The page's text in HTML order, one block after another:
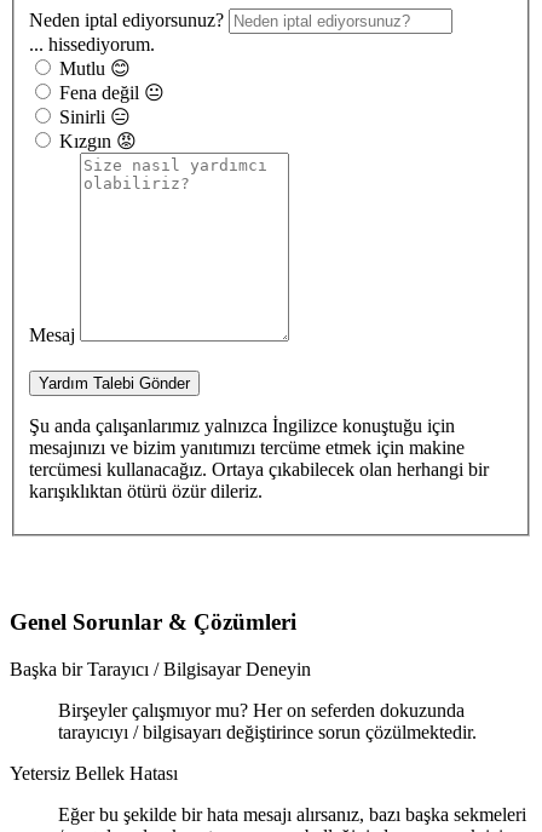
Neden iptal ediyorsunuz?
... hissediyorum.
Mutlu 😊
Fena değil 😐
Sinirli 😑
Kızgın 😡
Mesaj
Yardım Talebi Gönder
Şu anda çalışanlarımız yalnızca İngilizce konuştuğu için
mesajınızı ve bizim yanıtımızı tercüme etmek için makine
tercümesi kullanacağız. Ortaya çıkabilecek olan herhangi bir
karışıklıktan ötürü özür dileriz.
Genel Sorunlar & Çözümleri
Başka bir Tarayıcı / Bilgisayar Deneyin
Birşeyler çalışmıyor mu? Her on seferden dokuzunda
tarayıcıyı / bilgisayarı değiştirince sorun çözülmektedir.
Yetersiz Bellek Hatası
Eğer bu şekilde bir hata mesajı alırsanız, bazı başka sekmeleri